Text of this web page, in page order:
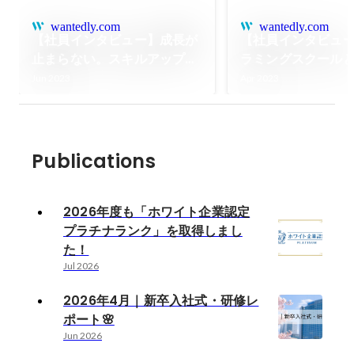
wantedly.com wantedly.com
Publications
2026年度も「ホワイト企業認定
プラチナランク」を取得しまし
た！
Jul 2026
2026年4月｜新卒入社式・研修レ
ポート🌸
Jun 2026